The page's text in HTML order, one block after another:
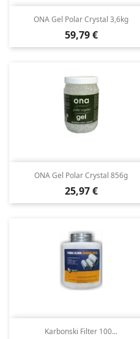
ONA Gel Polar Crystal 3,6kg
Cena
59,79 €
ONA Gel Polar Crystal 856g
Cena
25,97 €
Karbonski Filter 100...